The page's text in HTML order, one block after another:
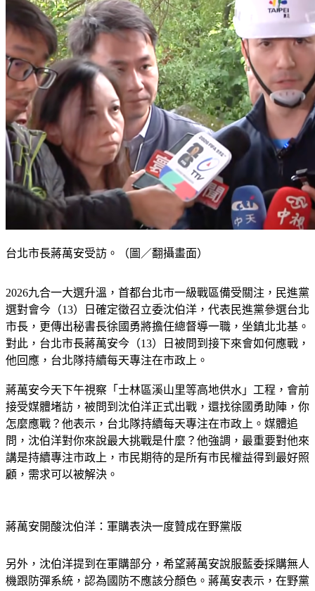
台北市長蔣萬安受訪。（圖／翻攝畫面）
2026九合一大選升溫，首都台北市一級戰區備受關注，民進黨
選對會今（13）日確定徵召立委沈伯洋，代表民進黨參選台北
市長，更傳出秘書長徐國勇將擔任總督導一職，坐鎮北北基。
對此，台北市長蔣萬安今（13）日被問到接下來會如何應戰，
他回應，台北隊持續每天專注在市政上。
蔣萬安今天下午視察「士林區溪山里等高地供水」工程，會前
接受媒體堵訪，被問到沈伯洋正式出戰，還找徐國勇助陣，你
怎麼應戰？他表示，台北隊持續每天專注在市政上。媒體追
問，沈伯洋對你來說最大挑戰是什麼？他強調，最重要對他來
講是持續專注市政上，市民期待的是所有市民權益得到最好照
顧，需求可以被解決。
蔣萬安開酸沈伯洋：軍購表決一度贊成在野黨版
另外，沈伯洋提到在軍購部分，希望蔣萬安說服藍委採購無人
機跟防彈系統，認為國防不應該分顏色。蔣萬安表示，在野黨